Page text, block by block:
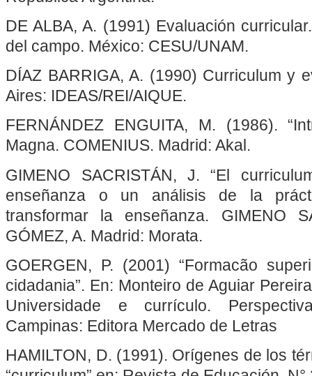
DE ALBA, A. (1991) Evaluación
del campo. México: CESU/UNAM.
DÍAZ BARRIGA, A. (1990) Curriculum y
Aires: IDEAS/REI/AIQUE.
FERNÁNDEZ ENGUITA, M. (1986).
Magna. COMENIUS. Madrid: Akal.
GIMENO SACRISTÁN, J. “El
enseñanza o un análisis de la
transformar la enseñanza. GIMENO
GÓMEZ, A. Madrid: Morata.
GOERGEN, P. (2001) “Formacão
cidadania”. En: Monteiro de Aguiar
Universidade e currículo.
Campinas: Editora Mercado de Letras
HAMILTON, D. (1991). Orígenes de los